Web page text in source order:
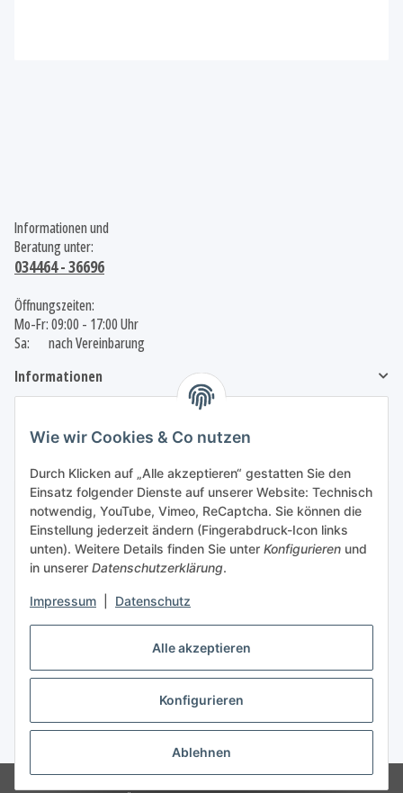
Alle akzeptieren
Konfigurieren
Ablehnen
Wie wir Cookies & Co nutzen
Durch Klicken auf „Alle akzeptieren“ gestatten Sie den
Einsatz folgender Dienste auf unserer Website: Technisch
notwendig, YouTube, Vimeo, ReCaptcha. Sie können die
Einstellung jederzeit ändern (Fingerabdruck-Icon links
unten). Weitere Details finden Sie unter Konfigurieren und
in unserer Datenschutzerklärung.
Impressum Datenschutz
Informationen und
Beratung unter:
034464 - 36696
Öffnungszeiten:
Mo-Fr: 09:00 - 17:00 Uhr
Sa: nach Vereinbarung
Informationen
Vertrag widerrufen
Wir nutzen Trusted Shops als unabhängigen Dienstleister für die Einholung von
Bewertungen.
Trusted Shops hat Maßnahmen getroffen, um sicherzustellen, dass es es sich um
** Veredelte Ware ist vom Umtausch und
ausgeschlossen!